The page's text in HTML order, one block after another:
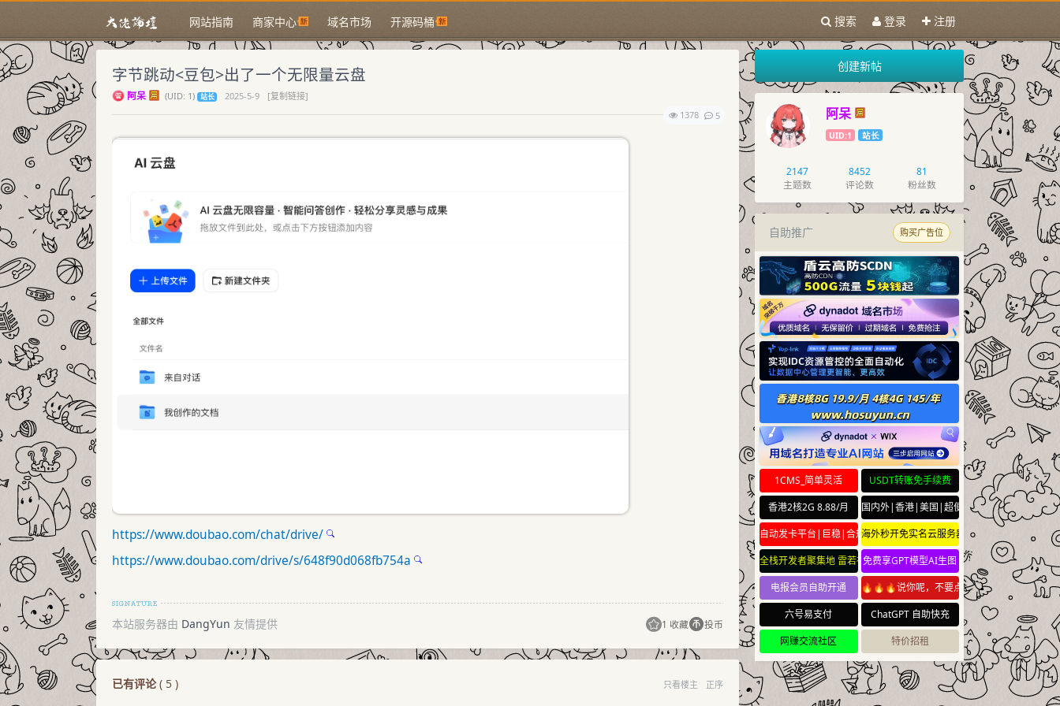
网站指南 商家中心 域名市场 开源码桶 搜索 登录 注册
字节跳动<豆包>出了一个无限量云盘
阿呆 (UID: 1) 站长 2025-5-9
[复制链接]
1378
5
https://www.doubao.com/chat/drive/
https://www.doubao.com/drive/s/648f90d068fb754a
本站服务器由 DangYun 友情提供 1 收藏 投币
已有评论( 5 ) 只看楼主 正序
创建新帖
阿呆
UID:1 站长
2147
主题数
8452
评论数
81
粉丝数
自助推广 购买广告位
1CMS_简单灵活
USDT转账免手续费
香港2核2G 8.88/月
国内外|香港|美国|超便宜云服务器
自动发卡平台|巨稳|合规海外秒开免实名云服务器
全栈开发者聚集地 雷若社区 leiruo.com
免费享GPT模型AI生图
电报会员自助开通
🔥🔥🔥说你呢，不要点🔥🔥🔥
六号易支付
ChatGPT 自助快充
网赚交流社区
特价招租